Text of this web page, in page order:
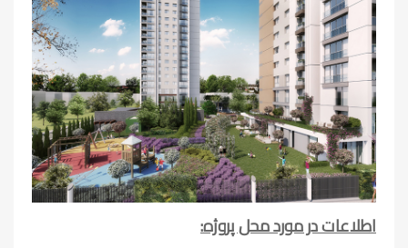
اطلاعات در مورد محل پروژه: